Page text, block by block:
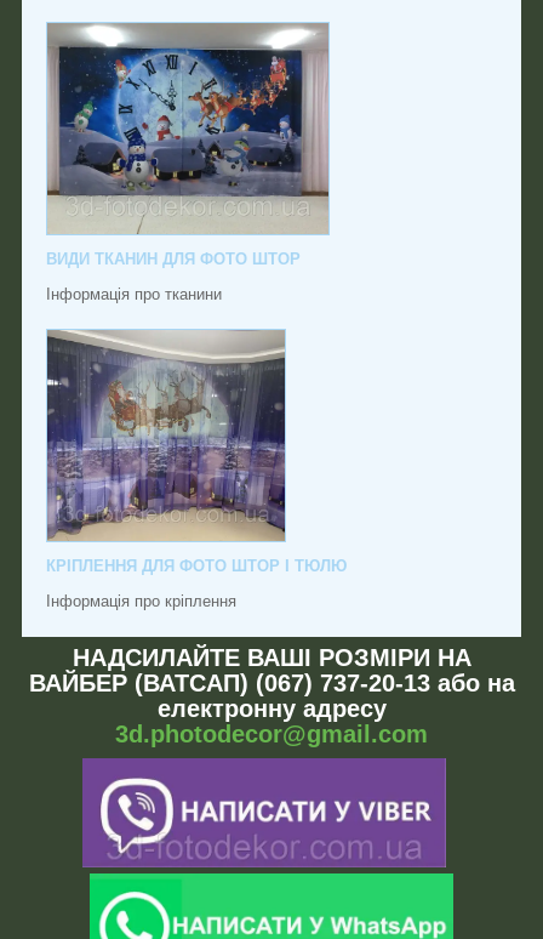
ВИДИ ТКАНИН ДЛЯ ФОТО ШТОР
Інформація про тканини
КРІПЛЕННЯ ДЛЯ ФОТО ШТОР І ТЮЛЮ
Інформація про кріплення
НАДСИЛАЙТЕ ВАШІ РОЗМІРИ НА
ВАЙБЕР (ВАТСАП) (067) 737-20-13 або на
електронну адресу
3d.photodecor@gmail.com